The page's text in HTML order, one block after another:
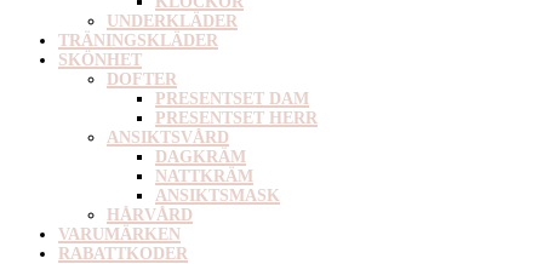
UNDERKLÄDER
TRÄNINGSKLÄDER
SKÖNHET
DOFTER
PRESENTSET DAM
PRESENTSET HERR
ANSIKTSVÅRD
DAGKRÄM
NATTKRÄM
ANSIKTSMASK
HÅRVÅRD
VARUMÄRKEN
RABATTKODER